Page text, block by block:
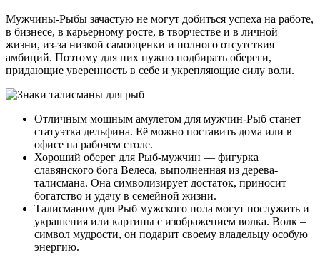
Мужчины-Рыбы зачастую не могут добиться успеха на работе,
в бизнесе, в карьерному росте, в творчестве и в личной
жизни, из-за низкой самооценки и полного отсутствия
амбиций. Поэтому для них нужно подбирать обереги,
придающие уверенность в себе и укрепляющие силу воли.
Отличным мощным амулетом для мужчин-Рыб станет
статуэтка дельфина. Её можно поставить дома или в
офисе на рабочем столе.
Хороший оберег для Рыб-мужчин — фигурка
славянского бога Велеса, выполненная из дерева-
талисмана. Она символизирует достаток, приносит
богатство и удачу в семейной жизни.
Талисманом для Рыб мужского пола могут послужить и
украшения или картины с изображением волка. Волк –
символ мудрости, он подарит своему владельцу особую
энергию.